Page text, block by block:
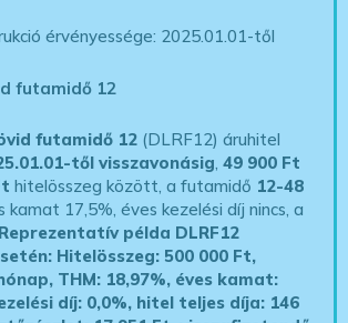
érvényessége: 2025.01.01-től
futamidő 12
futamidő 12 (DLRF12) áruhitel
től visszavonásig,49 900 Ft
hitelösszeg között, a futamidő 12-48
kamat 17,5%, éves kezelési díj nincs, a
Reprezentatív példa DLRF12
Hitelösszeg: 500 000 Ft,
THM: 18,97%, éves kamat:
díj: 0,0%, hitel teljes díja: 146